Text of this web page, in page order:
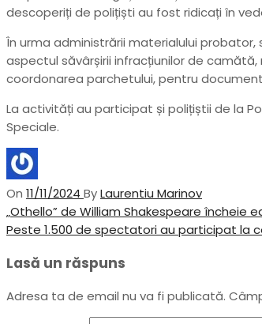
descoperiți de polițiști au fost ridicați în
În urma administrării materialului
aspectul săvârșirii infracțiunilor de
coordonarea parchetului, pentru
La activități au participat și polițiștii de la
Speciale.
On 11/11/2024 ByLaurentiu Marinov
Navigare
în
articole
Previous
Post
„Othello” de William Shakespeare încheie
Next
Peste 1.500 de spectatori au participat la
Lasă un răspuns
Adresa ta de email nu va fi publicată.